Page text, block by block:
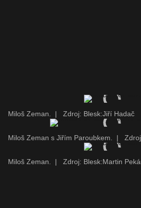
Miloš Zeman. | Zdroj: Blesk:Jiří Hadač
Miloš Zeman s Jiřím Paroubkem. |
Miloš Zeman. | Zdroj: Blesk:Martin